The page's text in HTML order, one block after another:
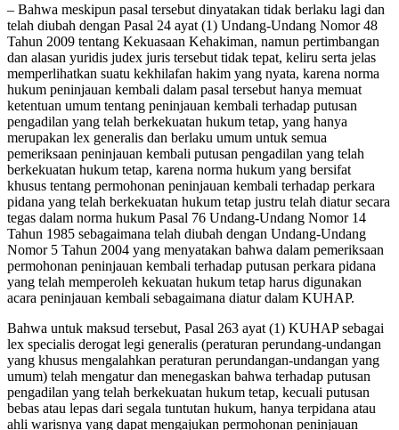
– Bahwa meskipun pasal tersebut dinyatakan tidak berlaku lagi dan
telah diubah dengan Pasal 24 ayat (1) Undang-Undang Nomor 48
Tahun 2009 tentang Kekuasaan Kehakiman, namun pertimbangan
dan alasan yuridis judex juris tersebut tidak tepat, keliru serta jelas
memperlihatkan suatu kekhilafan hakim yang nyata, karena norma
hukum peninjauan kembali dalam pasal tersebut hanya memuat
ketentuan umum tentang peninjauan kembali terhadap putusan
pengadilan yang telah berkekuatan hukum tetap, yang hanya
merupakan lex generalis dan berlaku umum untuk semua
pemeriksaan peninjauan kembali putusan pengadilan yang telah
berkekuatan hukum tetap, karena norma hukum yang bersifat
khusus tentang permohonan peninjauan kembali terhadap perkara
pidana yang telah berkekuatan hukum tetap justru telah diatur secara
tegas dalam norma hukum Pasal 76 Undang-Undang Nomor 14
Tahun 1985 sebagaimana telah diubah dengan Undang-Undang
Nomor 5 Tahun 2004 yang menyatakan bahwa dalam pemeriksaan
permohonan peninjauan kembali terhadap putusan perkara pidana
yang telah memperoleh kekuatan hukum tetap harus digunakan
acara peninjauan kembali sebagaimana diatur dalam KUHAP.
Bahwa untuk maksud tersebut, Pasal 263 ayat (1) KUHAP sebagai
lex specialis derogat legi generalis (peraturan perundang-undangan
yang khusus mengalahkan peraturan perundangan-undangan yang
umum) telah mengatur dan menegaskan bahwa terhadap putusan
pengadilan yang telah berkekuatan hukum tetap, kecuali putusan
bebas atau lepas dari segala tuntutan hukum, hanya terpidana atau
ahli warisnya yang dapat mengajukan permohonan peninjauan